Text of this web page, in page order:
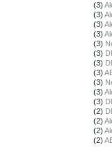
(3)
(3)
(3)
(3)
(3)
(3)
(3)
(3)
(3)
(3)
(3)
(2)
(2)
(2)
(2)